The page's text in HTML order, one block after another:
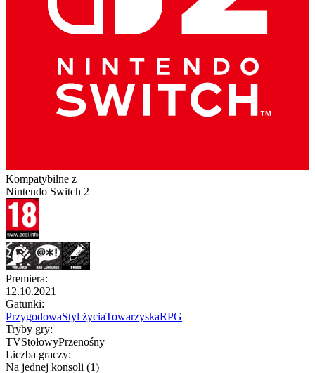
Kompatybilne z
Nintendo Switch 2
Premiera:
12.10.2021
Gatunki:
PrzygodowaStyl życiaTowarzyskaRPG
Tryby gry:
TVStołowyPrzenośny
Liczba graczy:
Na jednej konsoli (1)